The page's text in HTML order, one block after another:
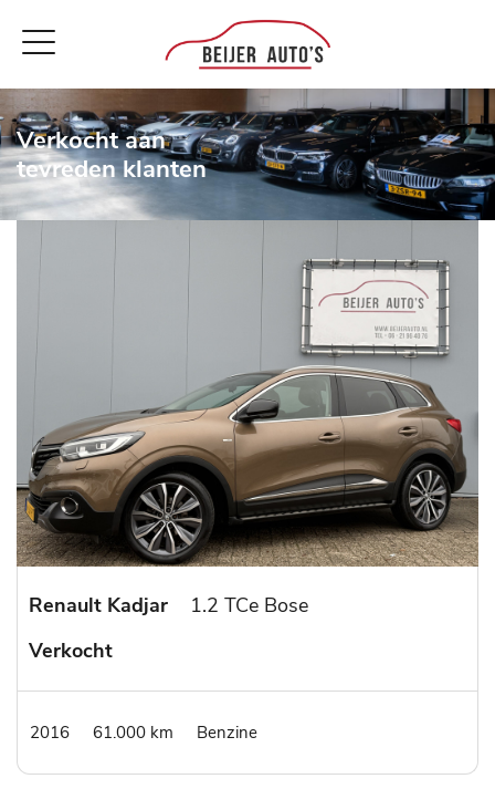
Verkocht aan
tevreden klanten
Renault Kadjar
1.2 TCe Bose
Verkocht
2016 61.000 km Benzine